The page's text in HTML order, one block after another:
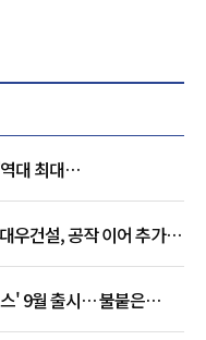
대 최대
우건설, 공작 이어 추가
' 9월 출시… 불붙은